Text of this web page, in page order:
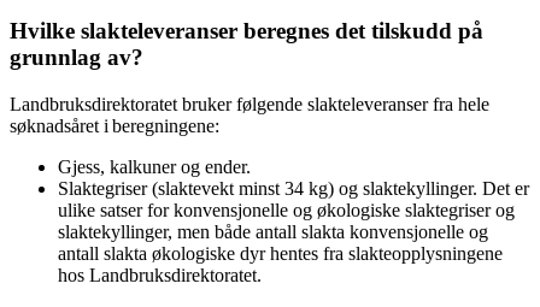
Hvilke slakteleveranser beregnes det tilskudd på
grunnlag av?
Landbruksdirektoratet bruker følgende slakteleveranser fra hele
søknadsåret i beregningene:
Gjess, kalkuner og ender.
Slaktegriser (slaktevekt minst 34 kg) og slaktekyllinger. Det er
ulike satser for konvensjonelle og økologiske slaktegriser og
slaktekyllinger, men både antall slakta konvensjonelle og
antall slakta økologiske dyr hentes fra slakteopplysningene
hos Landbruksdirektoratet.